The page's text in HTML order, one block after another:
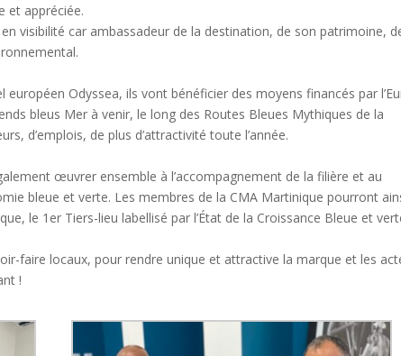
et appréciée.
visibilité car ambassadeur de la destination, de son patrimoine,
européen Odyssea, ils vont bénéficier des moyens financés par
bleus Mer à venir, le long des Routes Bleues Mythiques de la
d’emplois, de plus d’attractivité toute l’année.
œuvrer ensemble à l’accompagnement de la filière et au
bleue et verte. Les membres de la CMA Martinique pourront
le 1er Tiers-lieu labellisé par l’État de la Croissance Bleue et
faire locaux, pour rendre unique et attractive la marque et les
!